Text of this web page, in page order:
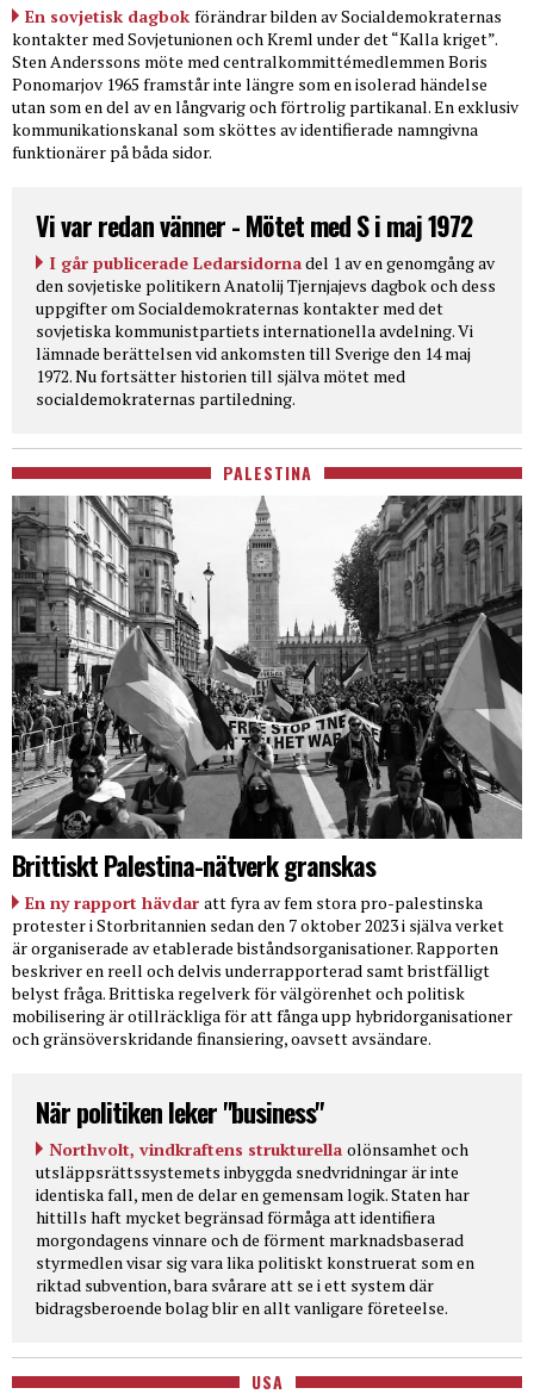
En sovjetisk dagbok förändrar bilden av Socialdemokraternas
kontakter med Sovjetunionen och Kreml under det “Kalla kriget”.
Sten Anderssons möte med centralkommittémedlemmen Boris
Ponomarjov 1965 framstår inte längre som en isolerad händelse
utan som en del av en långvarig och förtrolig partikanal. En exklusiv
kommunikationskanal som sköttes av identifierade namngivna
funktionärer på båda sidor.
Vi var redan vänner - Mötet med S i maj 1972
I går publicerade Ledarsidornadel 1 av en genomgång av
den sovjetiske politikern Anatolij Tjernjajevs dagbok och dess
uppgifter om Socialdemokraternas kontakter med det
sovjetiska kommunistpartiets internationella avdelning. Vi
lämnade berättelsen vid ankomsten till Sverige den 14 maj
1972. Nu fortsätter historien till själva mötet med
socialdemokraternas partiledning.
PALESTINA
Brittiskt Palestina-nätverk granskas
En ny rapport hävdar att fyra av fem stora pro-palestinska
protester i Storbritannien sedan den 7 oktober 2023 i själva verket
är organiserade av etablerade biståndsorganisationer. Rapporten
beskriver en reell och delvis underrapporterad samt bristfälligt
belyst fråga. Brittiska regelverk för välgörenhet och politisk
mobilisering är otillräckliga för att fånga upp hybridorganisationer
och gränsöverskridande finansiering, oavsett avsändare.
När politiken leker "business"
Northvolt, vindkraftens strukturella olönsamhet och
utsläppsrättssystemets inbyggda snedvridningar är inte
identiska fall, men de delar en gemensam logik. Staten har
hittills haft mycket begränsad förmåga att identifiera
morgondagens vinnare och de förment marknadsbaserad
styrmedlen visar sig vara lika politiskt konstruerat som en
riktad subvention, bara svårare att se i ett system där
bidragsberoende bolag blir en allt vanligare företeelse.
USA